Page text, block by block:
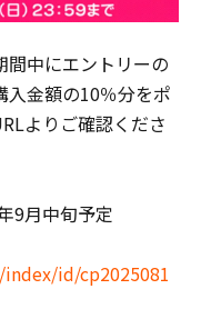
中にエントリーの
入金額の10％分をポ
よりご確認くださ
9月中旬予定
id/cp2025081